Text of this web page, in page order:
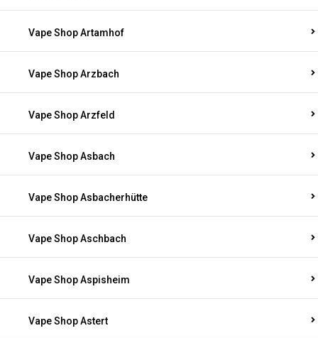
Vape Shop Artamhof
Vape Shop Arzbach
Vape Shop Arzfeld
Vape Shop Asbach
Vape Shop Asbacherhütte
Vape Shop Aschbach
Vape Shop Aspisheim
Vape Shop Astert